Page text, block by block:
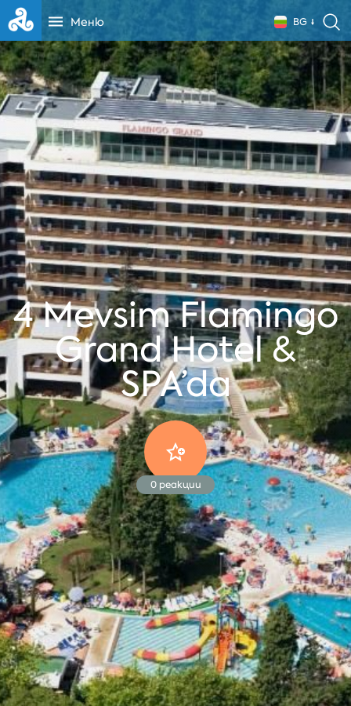
Меню BG
4 Mevsim Flamingo
Grand Hotel &
SPA’da
0реакции